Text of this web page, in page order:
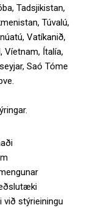
Tadsjikistan,
Túvalú,
Vatíkanið,
Víetnam, Ítalía,
Saó Tóme
við stýrieiningu